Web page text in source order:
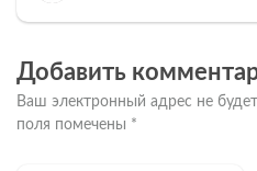
Добавить
Ваш электронный адрес не
поля помечены *